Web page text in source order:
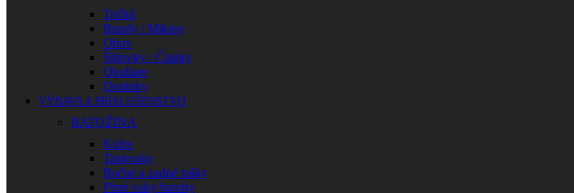
Tričká
Bundy / Mikiny
Obuv
Šiltovky / Čiapky
Okuliare
Doplnky
VÝBAVA A PRÍSLUŠENSTVO
BATOŽINA
Kufre
Tankvaky
Bočné a zadné tašky
Pitné vaky/batohy